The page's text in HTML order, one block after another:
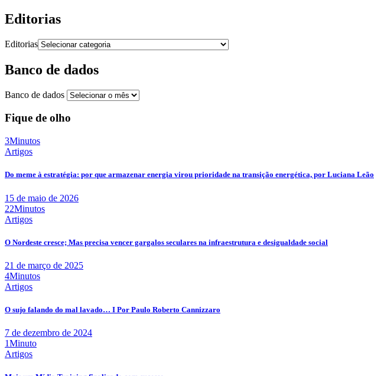
Editorias
Editorias
Banco de dados
Banco de dados
Fique de olho
3Minutos
Artigos
Do meme à estratégia: por que armazenar energia virou prioridade na transição energética, por Luciana Leão
15 de maio de 2026
22Minutos
Artigos
O Nordeste cresce; Mas precisa vencer gargalos seculares na infraestrutura e desigualdade social
21 de março de 2025
4Minutos
Artigos
O sujo falando do mal lavado… I Por Paulo Roberto Cannizzaro
7 de dezembro de 2024
1Minuto
Artigos